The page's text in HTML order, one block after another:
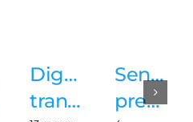
Digitalizirane
transportne
Senzorji
pretoka